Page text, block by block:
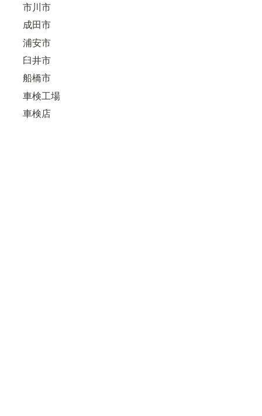
市川市
成田市
浦安市
臼井市
船橋市
車検工場
車検店